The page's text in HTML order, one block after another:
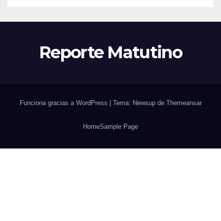
Reporte Matutino
Funciona gracias a WordPress | Tema: Newsup de Themeansar
HomeSample Page